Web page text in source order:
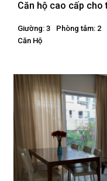
Giường: 3 Phòng tắm: 2
Căn Hộ